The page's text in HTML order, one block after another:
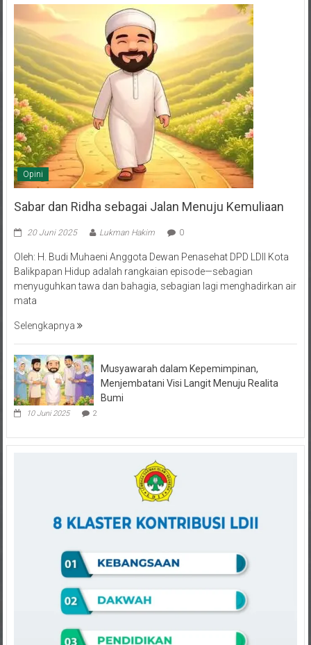
Opini
Sabar dan Ridha sebagai Jalan Menuju Kemuliaan
Balikpapan Hidup adalah rangkaian episode—sebagian
menyuguhkan tawa dan bahagia, sebagian lagi menghadirkan air
mata
Menjembatani Visi Langit Menuju Realita
Bumi
10 Juni 2025 2